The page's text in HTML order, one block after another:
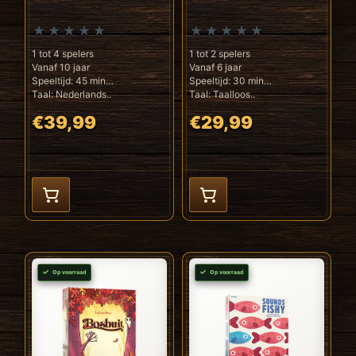
1 tot 4 spelers
Vanaf 10 jaar
Speeltijd: 45 min
Taal: Nederlands..
€39,99
1 tot 2 spelers
Vanaf 6 jaar
Speeltijd: 30 min
Taal: Taalloos..
€29,99
Op voorraad Op voorraad